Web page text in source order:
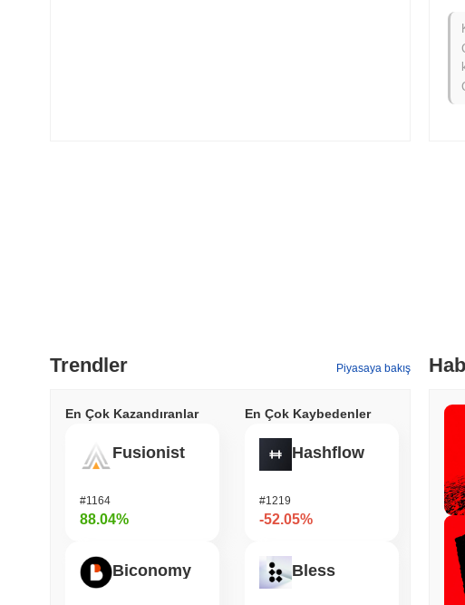
Trendler Piyasaya bakış
En Çok Kazandıranlar
Fusionist
#1164
88.04%
Biconomy
En Çok Kaybedenler
Hashflow
#1219
-52.05%
Bless